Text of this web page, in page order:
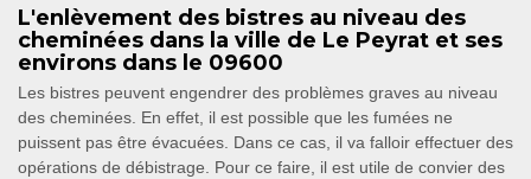
L'enlèvement des bistres au niveau des
cheminées dans la ville de Le Peyrat et ses
environs dans le 09600
Les bistres peuvent engendrer des problèmes graves au niveau
des cheminées. En effet, il est possible que les fumées ne
puissent pas être évacuées. Dans ce cas, il va falloir effectuer des
opérations de débistrage. Pour ce faire, il est utile de convier des